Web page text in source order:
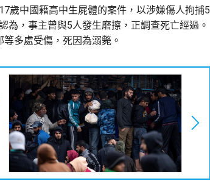
歲中國籍高中生屍體的案件，以涉嫌傷人拘捕5
為，事主曾與5人發生磨擦，正調查死亡經過。
多處受傷，死因為溺斃。